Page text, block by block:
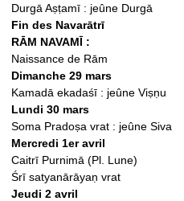
Durgā Aṣṭamī : jeûne Durgā
Fin des Navarātrī
RĀM NAVAMĪ :
Naissance de Rām
Dimanche 29 mars
Kamadā ekadaśī : jeûne Viṣṇu
Lundi 30 mars
Soma Pradoṣa vrat : jeûne Siva
Mercredi 1er avril
Caitrī Purnimā (Pl. Lune)
Śrī satyanārāyaṇ vrat
Jeudi 2 avril